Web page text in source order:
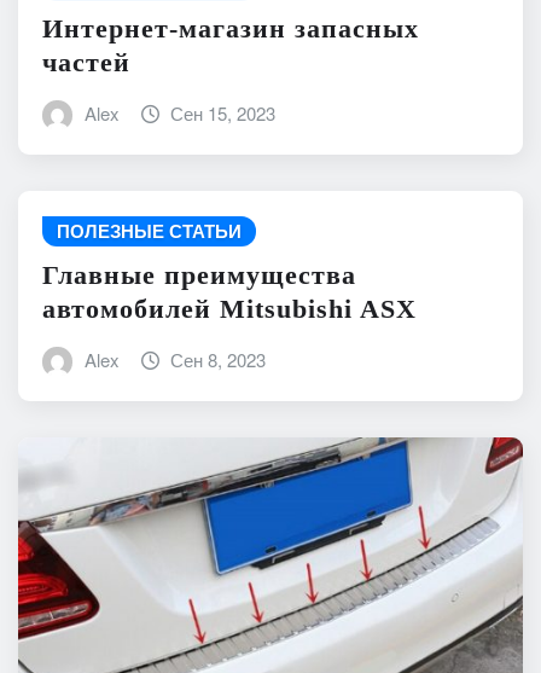
Интернет-магазин запасных
частей
Alex Сен 15, 2023
ПОЛЕЗНЫЕ СТАТЬИ
Главные преимущества
автомобилей Mitsubishi ASX
Alex Сен 8, 2023